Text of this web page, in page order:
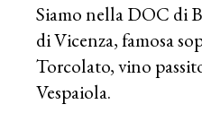
Siamo nella DOC di
di Vicenza, famosa
Torcolato, vino
Vespaiola.